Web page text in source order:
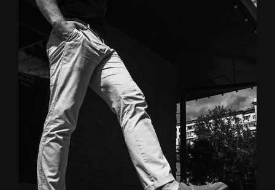
ЭКСПАНСИЯ
Взгляд из будущего. Открытия. Большие замыслы